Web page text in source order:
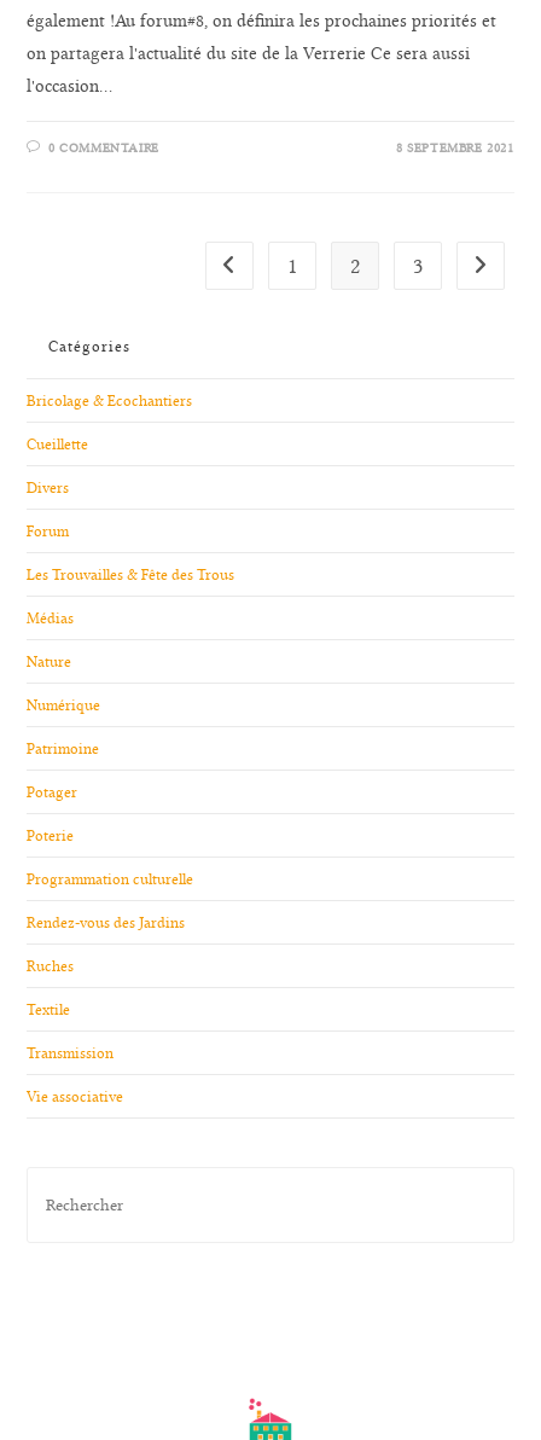
également !Au forum#8, on définira les prochaines priorités et
on partagera l'actualité du site de la Verrerie Ce sera aussi
l'occasion…
0 COMMENTAIRE 8 SEPTEMBRE 2021
Go to the previous page
1 2 3 Aller à la
Catégories
Bricolage & Ecochantiers
Cueillette
Divers
Forum
Les Trouvailles & Fête des Trous
Médias
Nature
Numérique
Patrimoine
Potager
Poterie
Programmation culturelle
Rendez-vous des Jardins
Ruches
Textile
Transmission
Vie associative